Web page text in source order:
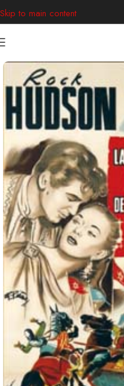
Skip to main content